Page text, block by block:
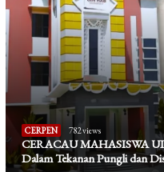
CERPEN 782 views
CERACAU MAHASISWA
Dalam Tekanan Pungli dan